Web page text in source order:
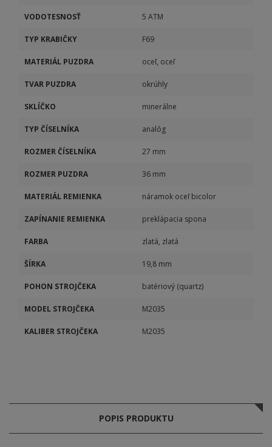
VODOTESNOSŤ 5 ATM
TYP KRABIČKY F69
MATERIÁL PUZDRA oceľ, oceľ
TVAR PUZDRA okrúhly
SKLÍČKO minerálne
TYP ČÍSELNÍKA analóg
ROZMER ČÍSELNÍKA 27 mm
ROZMER PUZDRA 36 mm
MATERIÁL REMIENKA náramok oceľ bicolor
ZAPÍNANIE REMIENKA preklápacia spona
FARBA zlatá, zlatá
ŠÍRKA 19,8 mm
POHON STROJČEKA batériový (quartz)
MODEL STROJČEKA M2035
KALIBER STROJČEKA M2035
POPIS PRODUKTU